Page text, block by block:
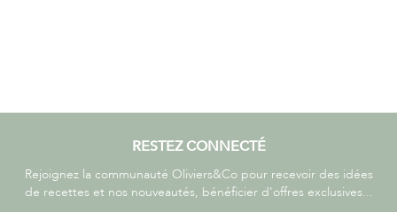
RESTEZ CONNECTÉ
Rejoignez la communauté Oliviers&Co pour recevoir des idées
de recettes et nos nouveautés, bénéficier d'offres exclusives...